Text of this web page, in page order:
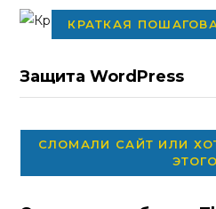
КРАТКАЯ
Защита WordPress
СЛОМАЛИ САЙТ ИЛИ